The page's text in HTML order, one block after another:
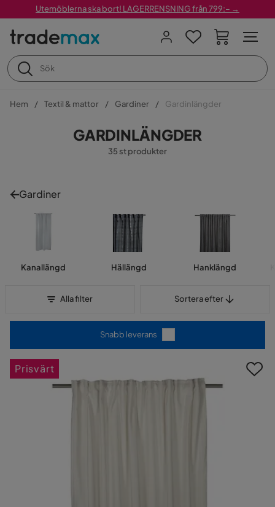
Utemöblerna ska bort! LAGERRENSNING från 799:– →
Hem Textil & mattor Gardiner Gardinlängder
GARDINLÄNGDER
35 st produkter
Gardiner
Kanallängd Hällängd Hanklängd
Alla filter Sortera efter
Snabb leverans
Prisvärt